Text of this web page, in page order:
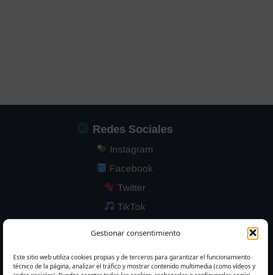
Gestionar consentimiento
Este sitio web utiliza cookies propias y de terceros para garantizar el funcionamiento
técnico de la página, analizar el tráfico y mostrar contenido multimedia (como vídeos y
Redes Sociales
Instagram
Facebook
Twitter
TikTok